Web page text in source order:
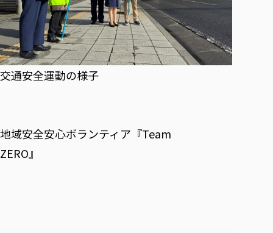
交通安全運動の様子
地域安全安心ボランティア『Team
ZERO』